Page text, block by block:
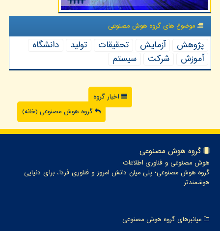
موضوع های گروه هوش مصنوعی
پژوهش آزمایش تحقیقات تولید
دانشگاه
آموزش
شركت سیستم
اخبار گروه
گروه هوش مصنوعی (خانه)
گروه هوش مصنوعی
هوش مصنوعی و فناوری اطلاعات
گروه هوش مصنوعی؛ پلی میان دانش امروز و فناوری فردا، برای دنیایی
هوشمندتر
میانبرهای گروه هوش مصنوعی